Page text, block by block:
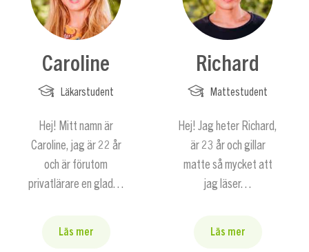
Caroline
Läkarstudent
Hej! Mitt namn är
Caroline, jag är 22 år
och är förutom
privatlärare en glad…
Läs mer
Richard
Mattestudent
Hej! Jag heter Richard,
är 23 år och gillar
matte så mycket att
jag läser…
Läs mer